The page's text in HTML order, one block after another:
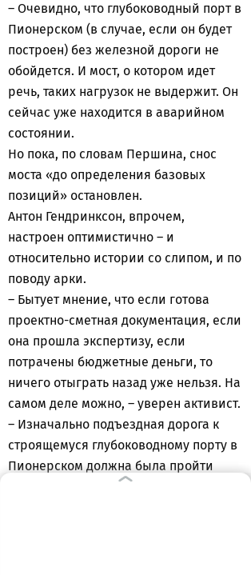
– Очевидно, что глубоководный порт в
Пионерском (в случае, если он будет
построен) без железной дороги не
обойдется. И мост, о котором идет
речь, таких нагрузок не выдержит. Он
сейчас уже находится в аварийном
состоянии.
Но пока, по словам Першина, снос
моста «до определения базовых
позиций» остановлен.
Антон Гендринксон, впрочем,
настроен оптимистично – и
относительно истории со слипом, и по
поводу арки.
– Бытует мнение, что если готова
проектно-сметная документация, если
она прошла экспертизу, если
потрачены бюджетные деньги, то
ничего отыграть назад уже нельзя. На
самом деле можно, – уверен активист.
– Изначально подъездная дорога к
строящемуся глубоководному порту в
Пионерском должна была пройти
прямо через город. Но твердая